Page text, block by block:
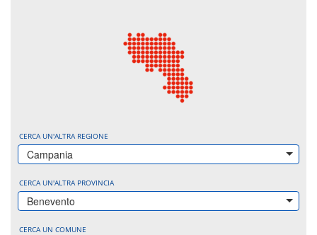
CERCA UN'ALTRA REGIONE
Campania
CERCA UN'ALTRA PROVINCIA
Benevento
CERCA UN COMUNE